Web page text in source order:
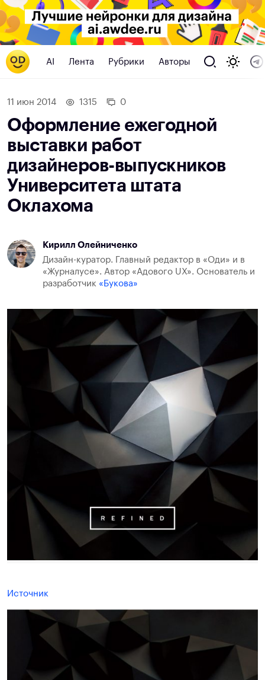
AI Лента Рубрики Авторы
11 июн 2014 1315 0
Оформление ежегодной
выставки работ
дизайнеров-выпускников
Университета штата
Оклахома
Кирилл Олейниченко
Дизайн-куратор. Главный редактор в «Оди» и в
«Журналусе». Автор «Адового UX». Основатель и
разработчик «Букова»
Источник